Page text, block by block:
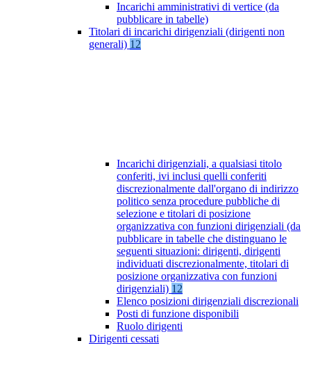
Incarichi amministrativi di vertice (da
pubblicare in tabelle)
Titolari di incarichi dirigenziali (dirigenti non
generali) 12
Incarichi dirigenziali, a qualsiasi titolo
conferiti, ivi inclusi quelli conferiti
discrezionalmente dall'organo di indirizzo
politico senza procedure pubbliche di
selezione e titolari di posizione
organizzativa con funzioni dirigenziali (da
pubblicare in tabelle che distinguano le
seguenti situazioni: dirigenti, dirigenti
individuati discrezionalmente, titolari di
posizione organizzativa con funzioni
dirigenziali) 12
Elenco posizioni dirigenziali discrezionali
Posti di funzione disponibili
Ruolo dirigenti
Dirigenti cessati